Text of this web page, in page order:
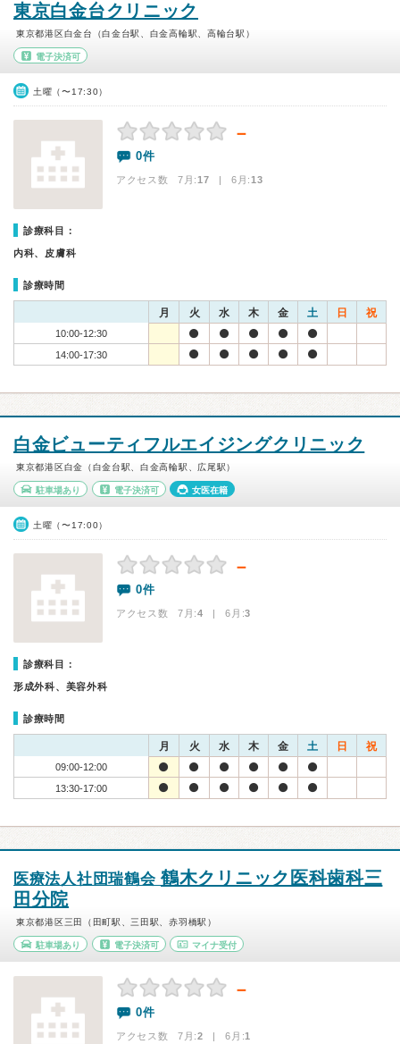
東京白金台クリニック
東京都港区白金台（白金台駅、白金高輪駅、高輪台駅）
電子決済可
土曜（〜17:30）
－
0件
アクセス数 7月:17 | 6月:13
診療科目：
内科、皮膚科
診療時間
月 火 水 木 金 土 日 祝
10:00-12:30
14:00-17:30
白金ビューティフルエイジングクリニック
東京都港区白金（白金台駅、白金高輪駅、広尾駅）
駐車場あり 電子決済可 女医在籍
土曜（〜17:00）
－
0件
アクセス数 7月:4 | 6月:3
診療科目：
形成外科、美容外科
診療時間
月 火 水 木 金 土 日 祝
09:00-12:00
13:30-17:00
医療法人社団瑞鶴会鶴木クリニック医科歯科三
田分院
東京都港区三田（田町駅、三田駅、赤羽橋駅）
駐車場あり 電子決済可 マイナ受付
－
0件
アクセス数 7月:2 | 6月:1